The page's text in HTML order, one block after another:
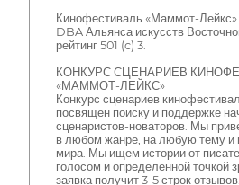
Кинофестиваль «Маммот-Лейкс»
DBA Альянса искусств
рейтинг 501 (c) 3.
КОНКУРС СЦЕНАРИЕВ
«МАММОТ-ЛЕЙКС»
Конкурс сценариев
посвящен поиску и поддержке
сценаристов-новаторов. Мы
в любом жанре, на любую тему и
мира. Мы ищем истории от
голосом и определенной точкой
заявка получит 3-5 строк